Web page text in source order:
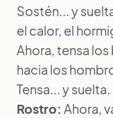
Sostén... y
el calor, el
Ahora, tensa
hacia los
Tensa... y suelta.
Rostro: Ahora,